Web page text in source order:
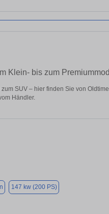
Klein- bis zum
SUV – hier finden Sie von
Händler.
147 kw (200 PS)